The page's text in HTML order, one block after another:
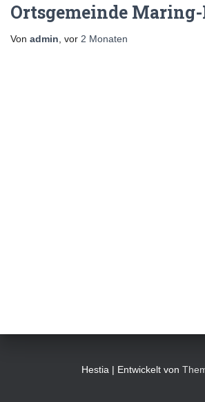
Ortsgemeinde
Von admin , vor 2 Monaten
Hestia | Entwickelt von